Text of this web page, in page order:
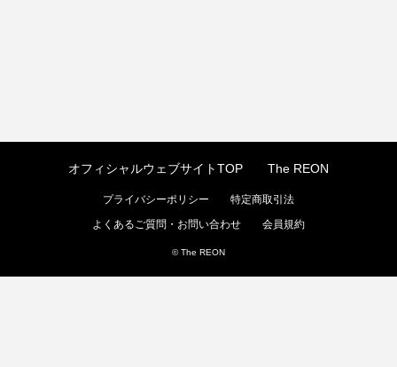
オフィシャルウェブサイトTOP The REON
プライバシーポリシー
特定商取引法
よくあるご質問・お問い合わせ
会員規約
© The REON